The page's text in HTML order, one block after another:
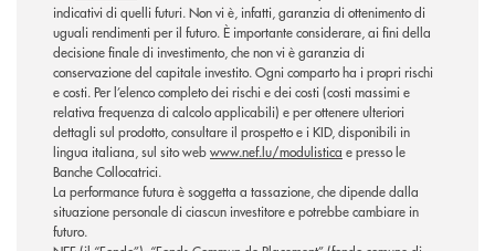
indicativi di quelli futuri. Non vi è, infatti, garanzia di ottenimento di
uguali rendimenti per il futuro. È importante considerare, ai fini della
decisione finale di investimento, che non vi è garanzia di
conservazione del capitale investito. Ogni comparto ha i propri rischi
e costi. Per l’elenco completo dei rischi e dei costi (costi massimi e
relativa frequenza di calcolo applicabili) e per ottenere ulteriori
dettagli sul prodotto, consultare il prospetto e i KID, disponibili in
lingua italiana, sul sito webwww.nef.lu/modulistica e presso le
Banche Collocatrici.
La performance futura è soggetta a tassazione, che dipende dalla
situazione personale di ciascun investitore e potrebbe cambiare in
futuro.